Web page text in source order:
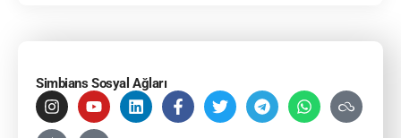
Simbians Sosyal Ağları